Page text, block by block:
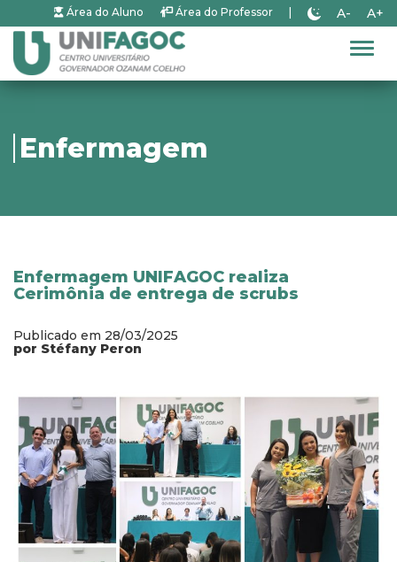
Área do Aluno Área do Professor A- A+
Enfermagem
Enfermagem UNIFAGOC realiza
Cerimônia de entrega de scrubs
Publicado em 28/03/2025
por Stéfany Peron